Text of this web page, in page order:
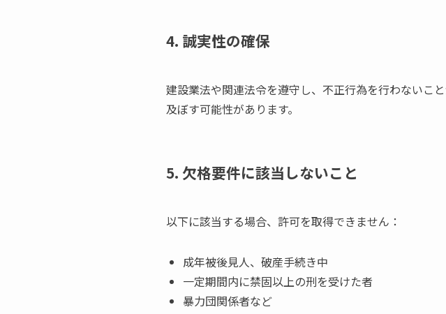
4. 誠実性の確保
建設業法や関連法令を遵守し、不正行為を行わないこ
及ぼす可能性があります。
5. 欠格要件に該当しないこと
以下に該当する場合、許可を取得できません：
成年被後見人、破産手続き中
一定期間内に禁固以上の刑を受けた者
暴力団関係者など